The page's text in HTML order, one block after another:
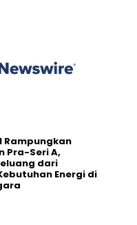
Rampungkan
Pra-Seri A,
dari
Energi di